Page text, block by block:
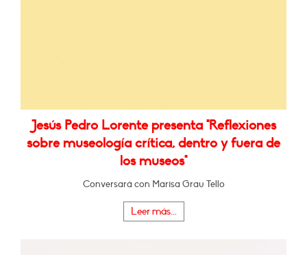
Jesús Pedro Lorente presenta "Reflexiones
sobre museología crítica, dentro y fuera de
los museos"
Conversará con Marisa Grau Tello
Leer más...